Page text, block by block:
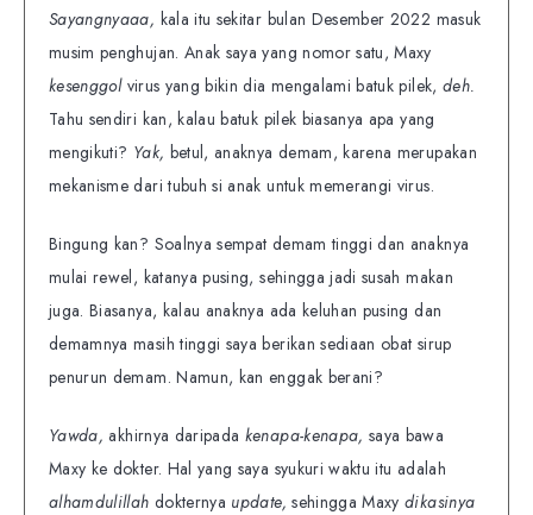
Sayangnyaaa, kala itu sekitar bulan Desember 2022 masuk
musim penghujan. Anak saya yang nomor satu, Maxy
kesenggol virus yang bikin dia mengalami batuk pilek, deh.
Tahu sendiri kan, kalau batuk pilek biasanya apa yang
mengikuti? Yak, betul, anaknya demam, karena merupakan
mekanisme dari tubuh si anak untuk memerangi virus.
Bingung kan? Soalnya sempat demam tinggi dan anaknya
mulai rewel, katanya pusing, sehingga jadi susah makan
juga. Biasanya, kalau anaknya ada keluhan pusing dan
demamnya masih tinggi saya berikan sediaan obat sirup
penurun demam. Namun, kan enggak berani?
Yawda,akhirnya daripada kenapa-kenapa,saya bawa
Maxy ke dokter. Hal yang saya syukuri waktu itu adalah
alhamdulillah dokternya update,sehingga Maxydikasinya